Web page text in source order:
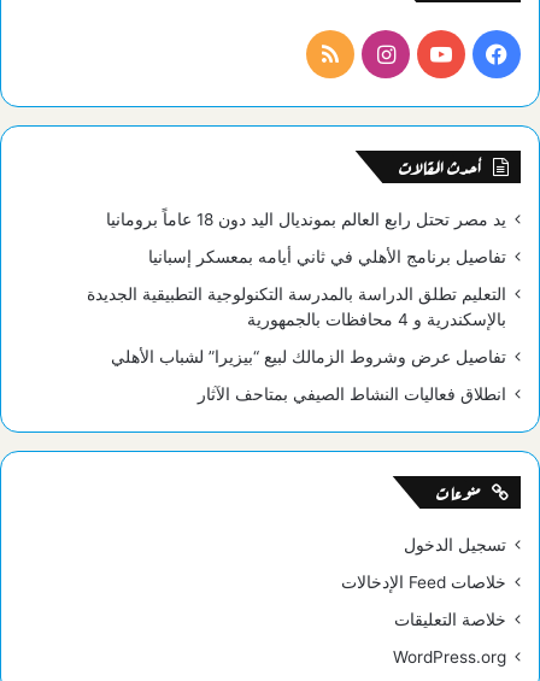
فيسبوكيوتيوبانستقرامملخص
الموقع
أحدث المقالات
يد مصر تحتل رابع العالم بمونديال اليد دون 18 عاماً برومانيا
تفاصيل برنامج الأهلي في ثاني أيامه بمعسكر إسبانيا
التعليم تطلق الدراسة بالمدرسة التكنولوجية التطبيقية الجديدة
بالإسكندرية و 4 محافظات بالجمهورية
تفاصيل عرض وشروط الزمالك لبيع “بيزيرا” لشباب الأهلي
انطلاق فعاليات النشاط الصيفي بمتاحف الآثار
منوعات
تسجيل الدخول
خلاصات Feed الإدخالات
خلاصة التعليقات
WordPress.org